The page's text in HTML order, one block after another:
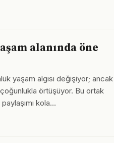
alanında öne
yaşam algısı değişiyor; ancak
örtüşüyor. Bu ortak
kola…